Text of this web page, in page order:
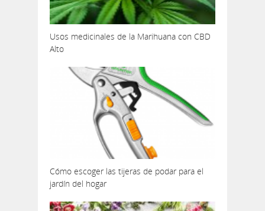
Usos medicinales de la Marihuana con CBD
Alto
Cómo escoger las tijeras de podar para el
jardín del hogar